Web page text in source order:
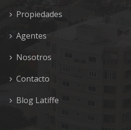
Propiedades
Agentes
Nosotros
Contacto
Blog Latiffe